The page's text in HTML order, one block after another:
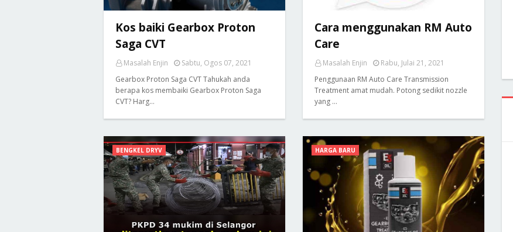
Kos baiki Gearbox Proton
Saga CVT
Masalah Enjin
Sabtu, Ogos 07, 2021
Gearbox Proton Saga CVT Tahukah anda
berapa kos membaiki Gearbox Proton Saga
CVT? Harg…
Cara menggunakan RM Auto
Care
Masalah Enjin
Rabu, Julai 21, 2021
Penggunaan RM Auto Care Transmission
Treatment amat mudah. Potong sedikit nozzle
yang …
BENGKEL DRYV HARGA BARU